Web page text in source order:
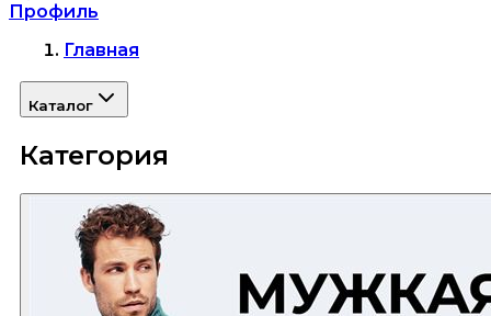
Профиль
Главная
Каталог
Категория